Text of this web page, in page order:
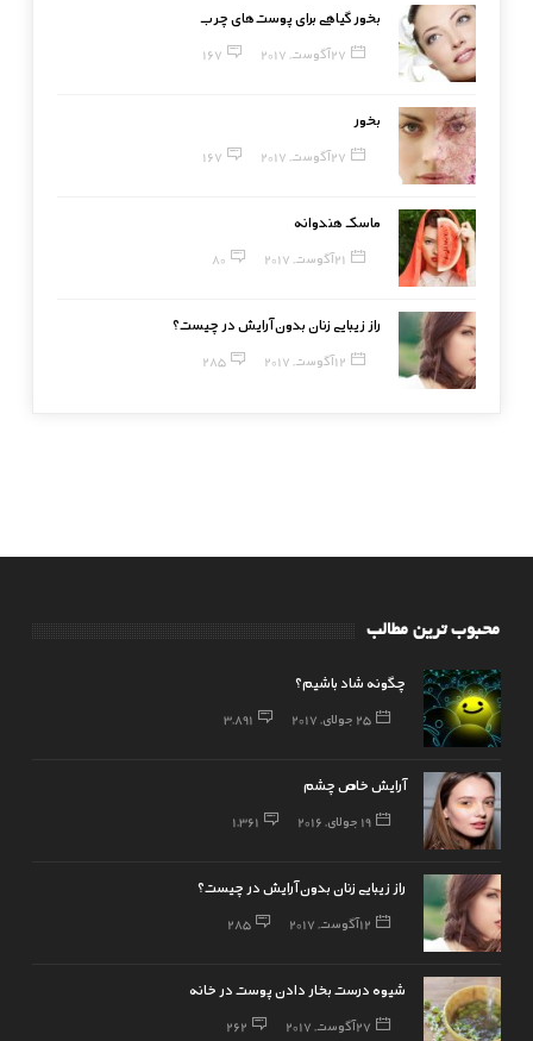
بخور گیاهی برای پوست‌های چرب
27 آگوست, 2017 167
بخور
27 آگوست, 2017 167
ماسک هندوانه
21 آگوست, 2017 80
راز زیبایی زنان بدون آرایش در چیست؟
12 آگوست, 2017 285
محبوب ترین مطالب
چگونه شاد باشیم؟
25 جولای, 2017 3,891
آرایش خاص چشم
19 جولای, 2016 1,361
راز زیبایی زنان بدون آرایش در چیست؟
12 آگوست, 2017 285
شیوه درست بخار دادن پوست در خانه
27 آگوست, 2017 262